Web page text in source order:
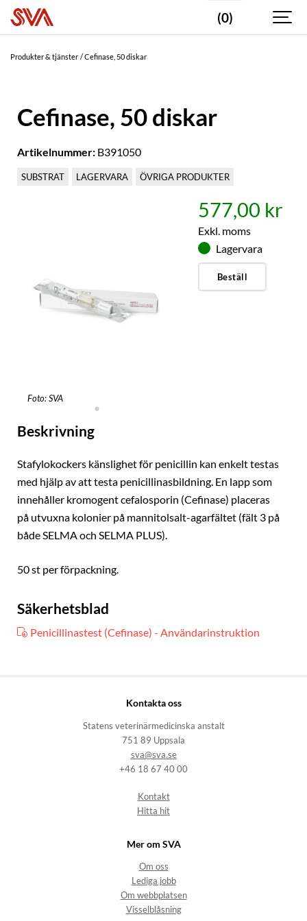
(0)
Produkter & tjänster Cefinase, 50 diskar
Cefinase, 50 diskar
Artikelnummer: B391050
SUBSTRAT LAGERVARA ÖVRIGA PRODUKTER
Foto: SVA
577,00 kr
Exkl. moms
Lagervara
Beställ
Beskrivning
Stafylokockers känslighet för penicillin kan enkelt testas
med hjälp av att testa penicillinasbildning. En lapp som
innehåller kromogent cefalosporin (Cefinase) placeras
på utvuxna kolonier på mannitolsalt-agarfältet (fält 3 på
både SELMA och SELMA PLUS).
50 st per förpackning.
Säkerhetsblad
Penicillinastest (Cefinase) - Användarinstruktion
Kontakta oss
Statens veterinärmedicinska anstalt
751 89 Uppsala
sva@sva.se
+46 18 67 40 00
Kontakt
Hitta hit
Mer om SVA
Om oss
Lediga jobb
Om webbplatsen
Visselblåsning